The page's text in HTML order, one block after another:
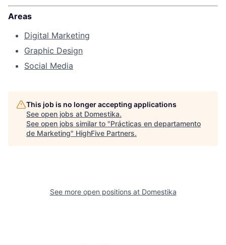
Areas
Digital Marketing
Graphic Design
Social Media
This job is no longer accepting applications
See open jobs at Domestika.
See open jobs similar to "Prácticas en departamento
de Marketing" HighFive Partners.
See more open positions at Domestika